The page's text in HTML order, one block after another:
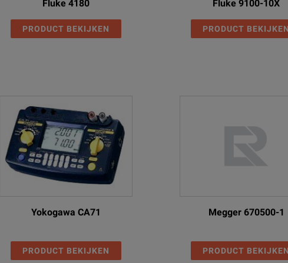
Fluke 4180
PRODUCT BEKIJKEN
Fluke 9100-10X
PRODUCT
Yokogawa CA71
PRODUCT BEKIJKEN
Megger 670500-1
PRODUCT